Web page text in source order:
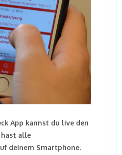
App kannst du live den
alle
deinem Smartphone.